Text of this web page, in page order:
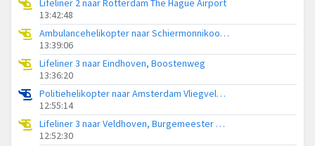
Lifeliner 2 naar Rotterdam The Hague Airport
13:42:48
Ambulancehelikopter naar Schiermonnikoog Heliport
13:39:06
Lifeliner 3 naar Eindhoven, Boostenweg
13:36:20
Politiehelikopter naar Amsterdam Vliegveld Schiphol
12:55:14
Lifeliner 3 naar Veldhoven, Burgemeester van Hoofflaan
12:52:30